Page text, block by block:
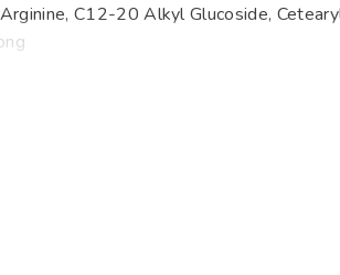
C12-20 Alkyl Glucoside,
brengen